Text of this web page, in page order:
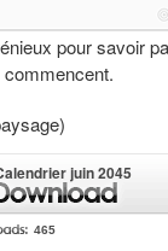
pour savoir
juin 2045
465